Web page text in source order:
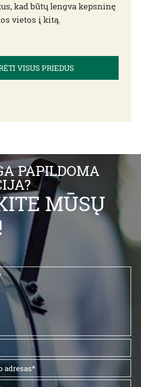
kad būtų lengva kepsninę
vietos į kitą.
VISUS PRIEDUS
PAPILDOMA
MŪSŲ